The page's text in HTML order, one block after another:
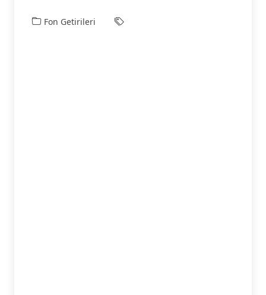
Fon Getirileri